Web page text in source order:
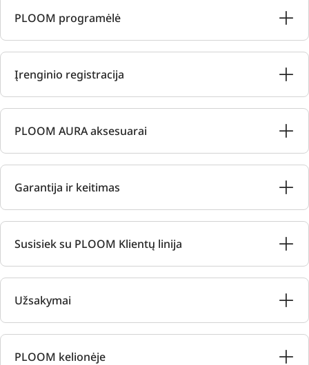
PLOOM programėlė
Įrenginio registracija
PLOOM AURA aksesuarai
Garantija ir keitimas
Susisiek su PLOOM Klientų linija
Užsakymai
PLOOM kelionėje